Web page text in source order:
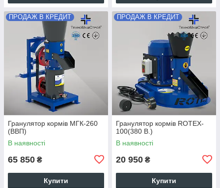
ПРОДАЖ В КРЕДИТ
Гранулятор кормів МГК-260
(ВВП)
В наявності
65 850 ₴
Купити
ПРОДАЖ В КРЕДИТ
Гранулятор кормів ROTEX-
100(380 В.)
В наявності
20 950 ₴
Купити